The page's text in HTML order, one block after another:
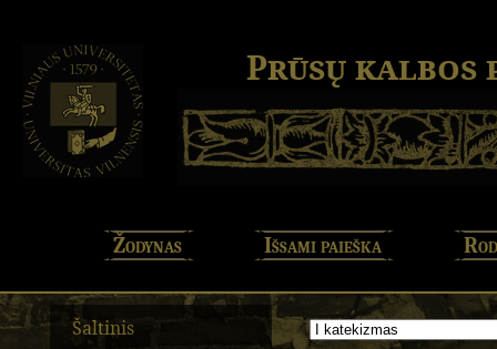
Prūsų kalbos
Žodynas Išsami paieška
Šaltinis